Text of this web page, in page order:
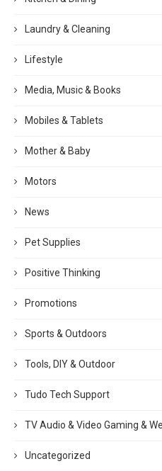
Laundry & Cleaning
Lifestyle
Media, Music & Books
Mobiles & Tablets
Mother & Baby
Motors
News
Pet Supplies
Positive Thinking
Promotions
Sports & Outdoors
Tools, DIY & Outdoor
Tudo Tech Support
TV Audio & Video Gaming &
Uncategorized